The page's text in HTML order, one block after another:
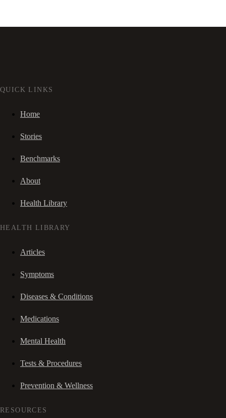
QUICK LINKS
Home
Stories
Benchmarks
About
Health Library
HEALTH LIBRARY
Articles
Symptoms
Diseases & Conditions
Medications
Mental Health
Tests & Procedures
Prevention & Wellness
RESOURCES